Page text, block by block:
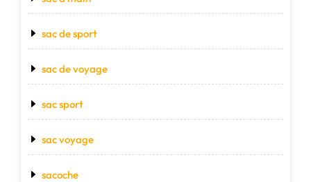
sac de sport
sac de voyage
sac sport
sac voyage
sacoche